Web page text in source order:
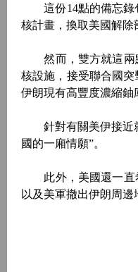
這份14點的備忘錄包
核計畫，換取美國解除
然而，雙方就這兩點
核設施，接受聯合國
伊朗現有高豐度濃縮鈾
針對有關美伊接近就
國的一廂情願”。
此外，美國還一直希
以及美軍撤出伊朗周